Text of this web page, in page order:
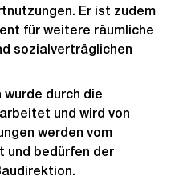
Er ist zudem
für weitere räumliche
sozialverträglichen
wurde durch die
und wird von
werden vom
bedürfen der